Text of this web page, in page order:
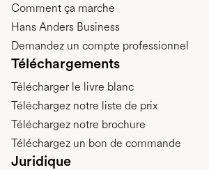
Comment ça marche
Hans Anders Business
Demandez un compte professionnel
Téléchargements
Télécharger le livre blanc
Téléchargez notre liste de prix
Téléchargez notre brochure
Téléchargez un bon de commande
Juridique